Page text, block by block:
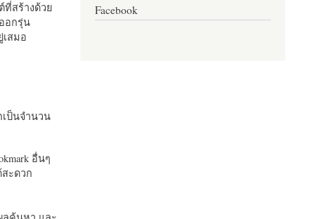
ที่สร้างด้วย
อกรุ่น
สมอ
ป็นจำนวน
อื่นๆ
สะดวก
Facebook